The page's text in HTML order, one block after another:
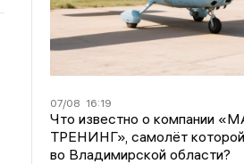
07/08 16:19
Что известно о компании
ТРЕНИНГ», самолёт
во Владимирской области?